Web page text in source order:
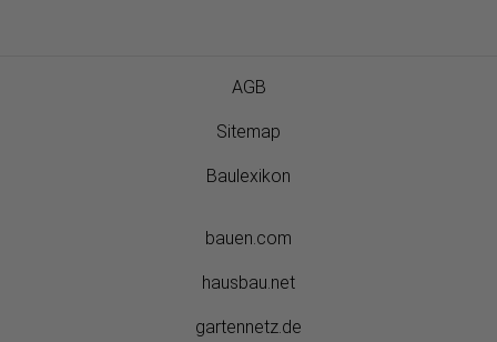
AGB
Sitemap
Baulexikon
bauen.com
hausbau.net
gartennetz.de